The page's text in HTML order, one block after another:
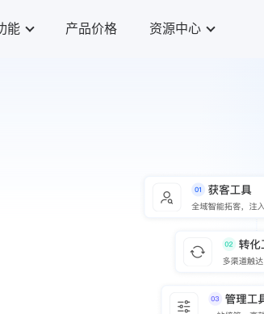
能 产品价格 资源中心